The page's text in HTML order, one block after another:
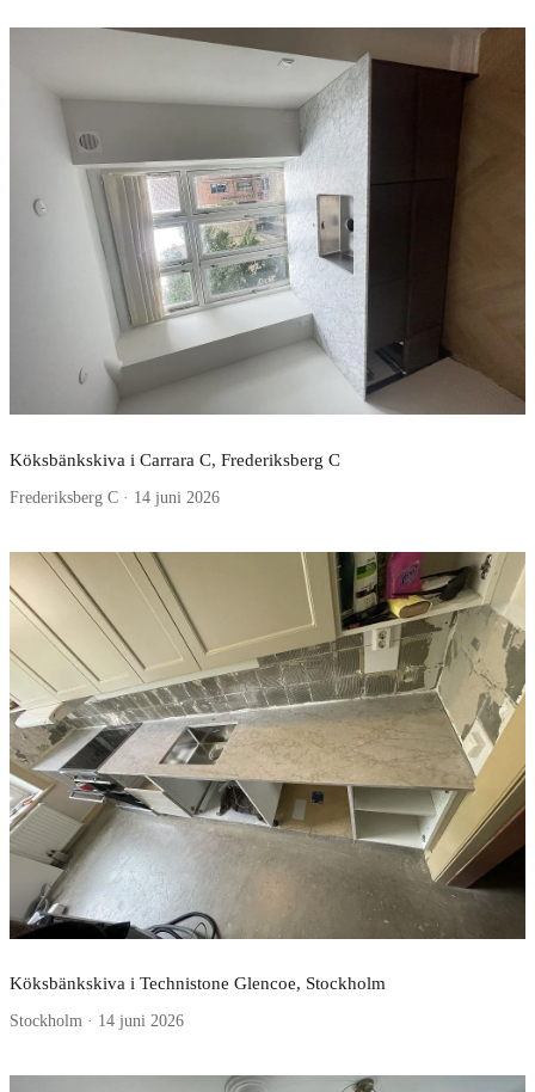
Köksbänkskiva i Carrara C, Frederiksberg C
Frederiksberg C · 14 juni 2026
Köksbänkskiva i Technistone Glencoe, Stockholm
Stockholm · 14 juni 2026